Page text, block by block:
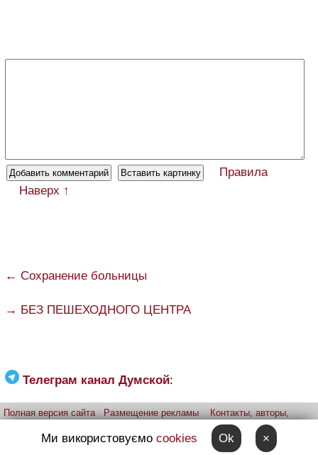
Правила
Наверх ↑
← Сохранение больницы
→ БЕЗ ПЕШЕХОДНОГО ЦЕНТРА
Телеграм канал Думской:
Полная версия сайта Размещение рекламы
Контакты, авторы,
iPhone
Прислать фото через telegram
Patreon
Ми використовуємо cookies Ok ×